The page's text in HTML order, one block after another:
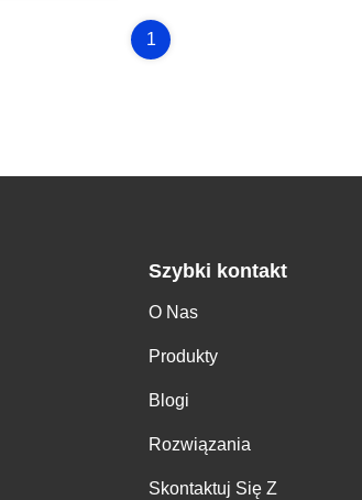
1
Szybki kontakt
O Nas
Produkty
Blogi
Rozwiązania
Skontaktuj Się Z